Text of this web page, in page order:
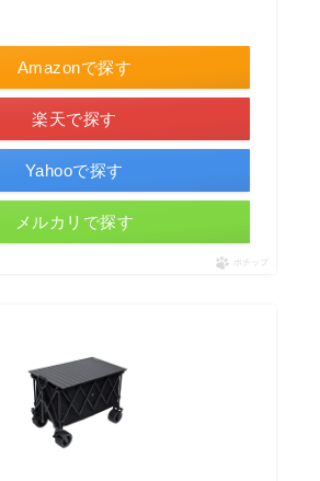
Amazonで探す
楽天で探す
Yahooで探す
メルカリで探す
ポチップ